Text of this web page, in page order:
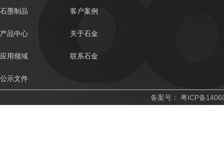
石墨制品 客户案例
产品中心 关于石金
应用领域 联系石金
公示文件
备案号： 粤ICP备